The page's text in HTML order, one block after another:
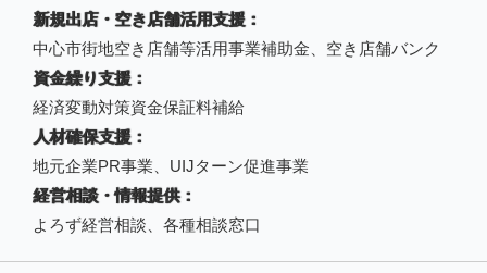
新規出店・空き店舗活用支援：
中心市街地空き店舗等活用事業補助金、空き店舗バンク
資金繰り支援：
経済変動対策資金保証料補給
人材確保支援：
地元企業PR事業、UIJターン促進事業
経営相談・情報提供：
よろず経営相談、各種相談窓口